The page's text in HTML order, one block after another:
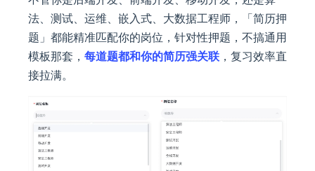
法、测试、运维、嵌入式、大数据工程师，「简历押
题」都能精准匹配你的岗位，针对性押题，不搞通用
模板那套， 每道题都和你的简历强关联 ，复习效率直
接拉满。